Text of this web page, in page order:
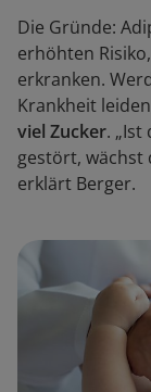
Die Gründe:
erhöhten
erkranken.
Krankheit
viel Zucker.
gestört, wächst
erklärt Berger.